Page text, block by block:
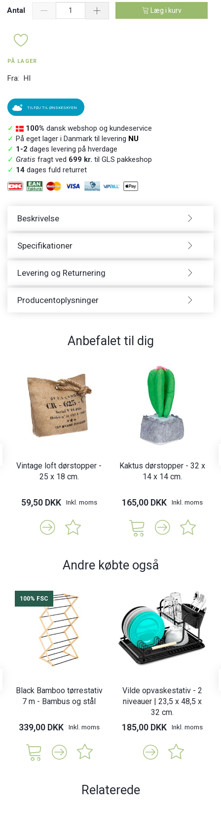
Antal Læg i kurv
PÅ LAGER
Fra: HI
TILFØJ TIL ØNSKESKYEN
✓ 100% dansk webshop og kundeservice
✓ På eget lager i Danmark til levering NU
✓ 1-2 dages levering på hverdage
✓ Gratis fragt ved 699 kr. til GLS pakkeshop
✓ 14 dages fuld returret
Beskrivelse
Specifikationer
Levering og Returnering
Producentoplysninger
Anbefalet til dig
Vintage loft dørstopper -
25 x 18 cm.
59,50 DKK Inkl. moms
Kaktus dørstopper - 32 x
14 x 14 cm.
165,00 DKK Inkl. moms
Andre købte også
100% FSC
Black Bamboo tørrestativ
7 m - Bambus og stål
339,00 DKK Inkl. moms
Vilde opvaskestativ - 2
niveauer | 23,5 x 48,5 x
32 cm.
185,00 DKK Inkl. moms
Relaterede